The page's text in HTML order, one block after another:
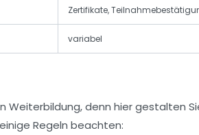
Zertifikate,
variabel
denn hier gestalten
Regeln beachten: